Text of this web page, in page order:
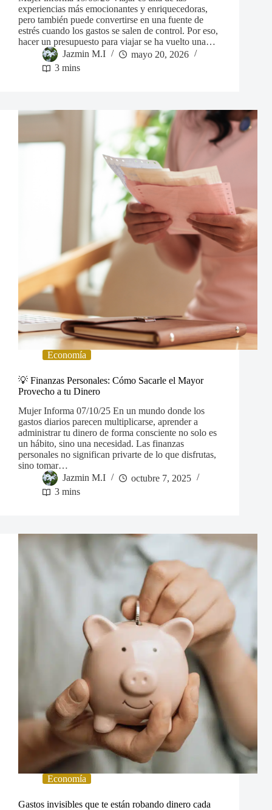
experiencias más emocionantes y enriquecedoras,
pero también puede convertirse en una fuente de
estrés cuando los gastos se salen de control. Por eso,
hacer un presupuesto para viajar se ha vuelto una…
Jazmin M.I
mayo 20, 2026
3 mins
Economía
💡 Finanzas Personales: Cómo Sacarle el Mayor
Provecho a tu Dinero
Mujer Informa 07/10/25 En un mundo donde los
gastos diarios parecen multiplicarse, aprender a
administrar tu dinero de forma consciente no solo es
un hábito, sino una necesidad. Las finanzas
personales no significan privarte de lo que disfrutas,
sino tomar…
Jazmin M.I
octubre 7, 2025
3 mins
Economía
Gastos invisibles que te están robando dinero cada